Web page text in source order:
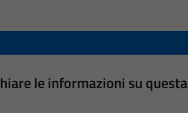
le informazioni su questa